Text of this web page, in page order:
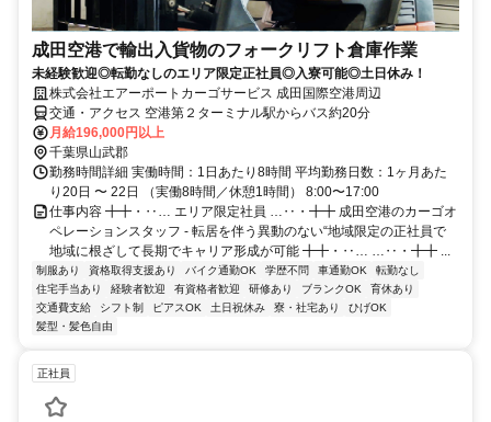
成田空港で輸出入貨物のフォークリフト倉庫作業
未経験歓迎◎転勤なしのエリア限定正社員◎入寮可能◎土日休み！
株式会社エアーポートカーゴサービス 成田国際空港周辺
交通・アクセス 空港第２ターミナル駅からバス約20分
月給196,000円以上
千葉県山武郡
勤務時間詳細 実働時間：1日あたり8時間 平均勤務日数：1ヶ月あた
り20日 〜 22日 （実働8時間／休憩1時間） 8:00〜17:00
仕事内容 ╋╋・‥… エリア限定社員 …‥・╋╋ 成田空港のカーゴオ
ペレーションスタッフ - 転居を伴う異動のない“地域限定の正社員で
地域に根ざして長期でキャリア形成が可能 ╋╋・‥… …‥・╋╋ ...
制服あり 資格取得支援あり バイク通勤OK 学歴不問 車通勤OK
転勤なし
住宅手当あり
経験者歓迎 有資格者歓迎 研修あり ブランクOK
育休あり
交通費支給
シフト制 ピアスOK 土日祝休み 寮・社宅あり
ひげOK
髪型・髪色自由
正社員